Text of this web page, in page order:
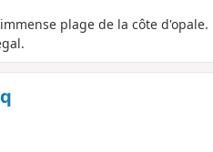
plage de la côte